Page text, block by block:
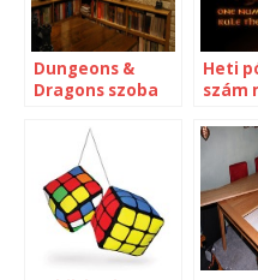
Dungeons &
Dragons szoba
Heti
szám